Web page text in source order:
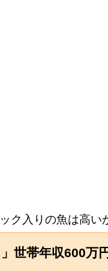
ック入りの魚は高
世帯年収600万